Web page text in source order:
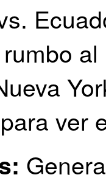
ver